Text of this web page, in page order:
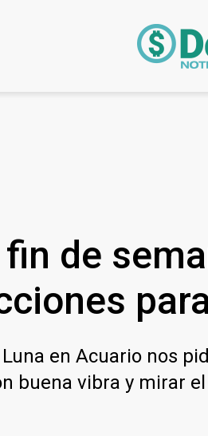
de
en Acuario nos
buena vibra y mirar